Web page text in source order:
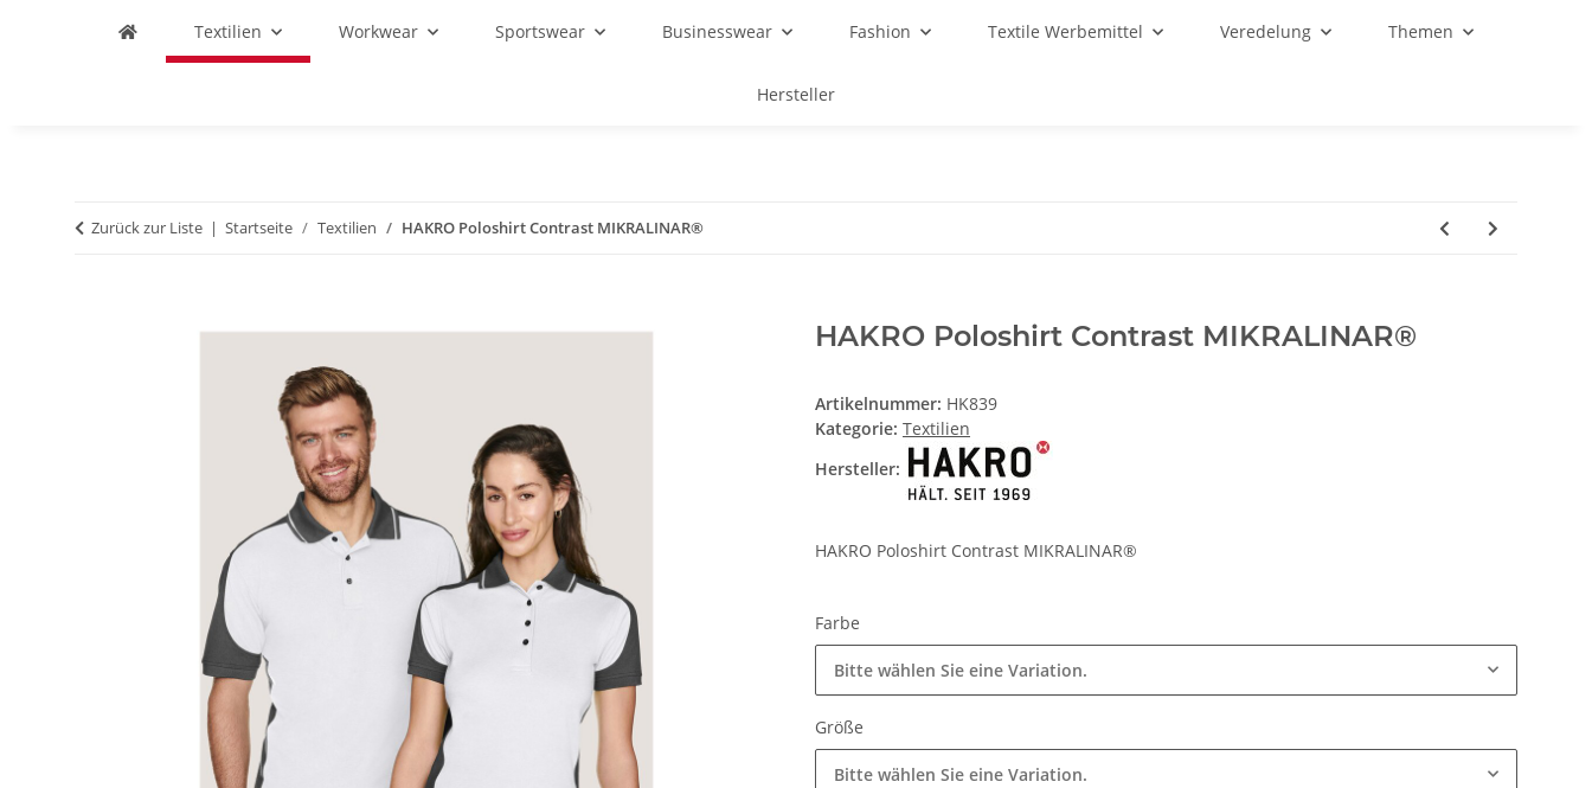
Textilien Workwear Sportswear Businesswear Fashion Textile Werbemittel Veredelung Themen
Hersteller
Zurück zur Liste Startseite Textilien HAKRO Poloshirt Contrast MIKRALINAR®
HAKRO Poloshirt Contrast MIKRALINAR®
Artikelnummer: HK839
Kategorie: Textilien
Hersteller:
HAKRO Poloshirt Contrast MIKRALINAR®
Farbe
Bitte wählen Sie eine Variation.
Größe
Bitte wählen Sie eine Variation.